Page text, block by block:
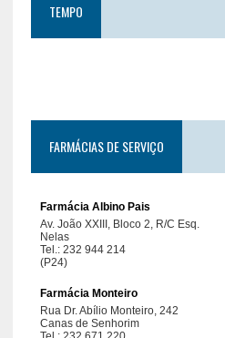
TEMPO
FARMÁCIAS DE SERVIÇO